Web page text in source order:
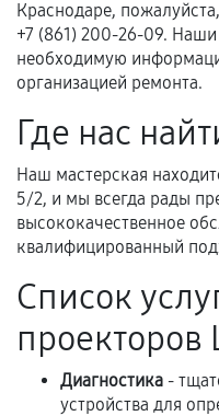
Когда гарантия
Нарушение
механические
перегрев,
третьих лиц.
Естественный
предусмотрено
Обращение после
срока.
Программные сбои,
отдельных
Краснодаре,
+7 (861) 200-26-09.
необходимую
организацией ремонта.
Где нас
Наш мастерская
5/2, и мы всегда рады
высококачественное
квалифицированный
Список
проекторов
Диагностика -
устройства для